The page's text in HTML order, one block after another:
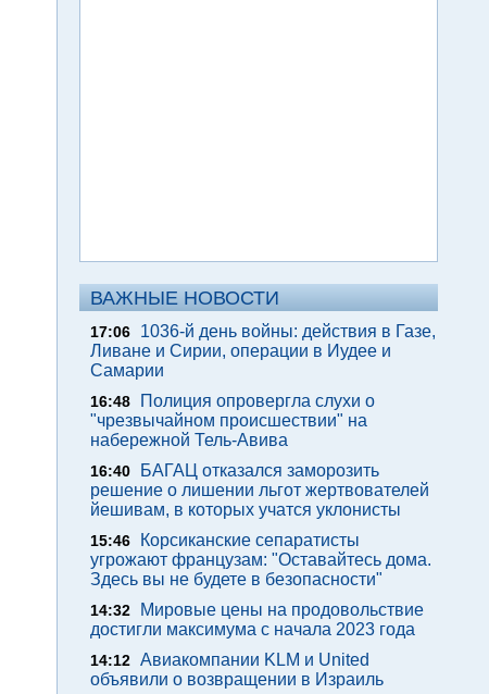
ВАЖНЫЕ НОВОСТИ
17:06
1036-й день войны: действия в Газе,
Ливане и Сирии, операции в Иудее и
Самарии
16:48
Полиция опровергла слухи о
"чрезвычайном происшествии" на
набережной Тель-Авива
16:40
БАГАЦ отказался заморозить
решение о лишении льгот жертвователей
йешивам, в которых учатся уклонисты
15:46
Корсиканские сепаратисты
угрожают французам: "Оставайтесь дома.
Здесь вы не будете в безопасности"
14:32
Мировые цены на продовольствие
достигли максимума с начала 2023 года
14:12 Авиакомпании KLM и United
объявили о возвращении в Израиль